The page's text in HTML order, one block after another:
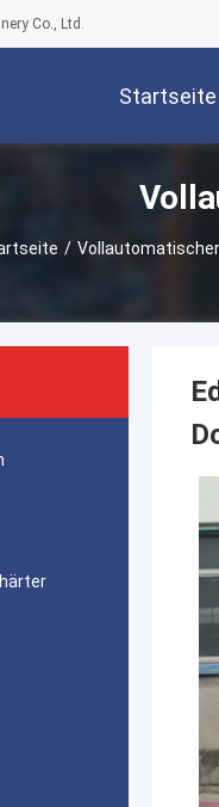
Co., Ltd.
Startseite
/